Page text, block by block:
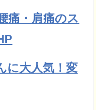
痛・肩痛のス
に大人気！変